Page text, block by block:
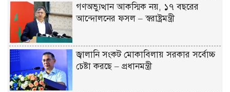
গণঅভ্যুত্থান আকস্মিক নয়, ১৭ বছরের
আন্দোলনের ফসল – স্বরাষ্ট্রমন্ত্রী
জ্বালানি সংকট মোকাবিলায় সরকার সর্বোচ্চ
চেষ্টা করছে – প্রধানমন্ত্রী